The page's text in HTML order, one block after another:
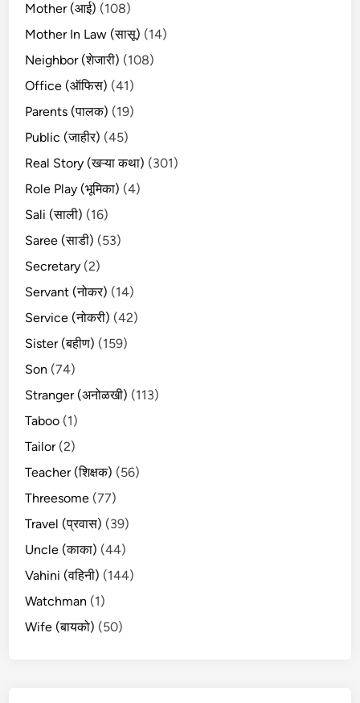
Mother (आई) (108)
Mother In Law (सासू) (14)
Neighbor (शेजारी) (108)
Office (ऑफिस) (41)
Parents (पालक) (19)
Public (जाहीर) (45)
Real Story (खऱ्या कथा) (301)
Role Play (भूमिका) (4)
Sali (साली) (16)
Saree (साडी) (53)
Secretary (2)
Servant (नोकर) (14)
Service (नोकरी) (42)
Sister (बहीण) (159)
Son (74)
Stranger (अनोळखी) (113)
Taboo (1)
Tailor(2)
Teacher (शिक्षक) (56)
Threesome (77)
Travel (प्रवास) (39)
Uncle (काका) (44)
Vahini (वहिनी) (144)
Watchman (1)
Wife (बायको) (50)